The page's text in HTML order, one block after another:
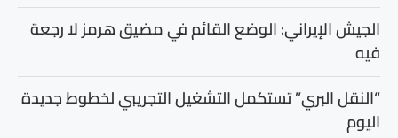
الجيش الإيراني: الوضع القائم في مضيق هرمز لا رجعة
فيه
“النقل البري” تستكمل التشغيل التجريبي لخطوط جديدة
اليوم